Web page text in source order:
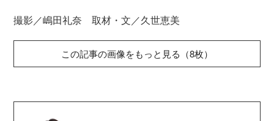
撮影／嶋田礼奈 取材・文／久世恵美
この記事の画像をもっと見る（8枚）